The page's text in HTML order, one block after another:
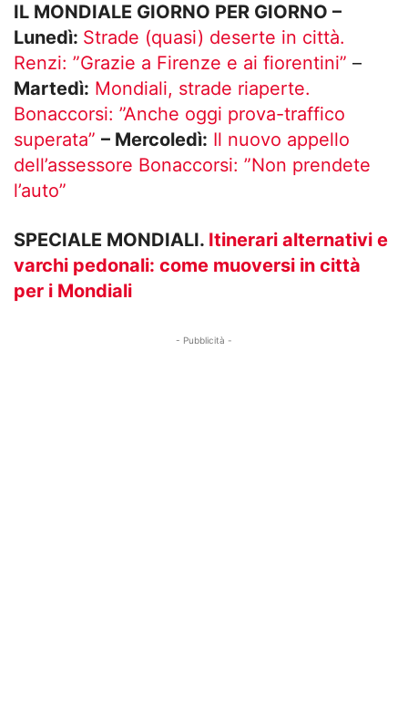
IL MONDIALE GIORNO PER GIORNO –
Lunedì: Strade (quasi) deserte in città.
Renzi: ”Grazie a Firenze e ai fiorentini” –
Martedì: Mondiali, strade riaperte.
Bonaccorsi: ”Anche oggi prova-traffico
superata” – Mercoledì: Il nuovo appello
dell’assessore Bonaccorsi: ”Non prendete
l’auto”
SPECIALE MONDIALI. Itinerari alternativi e
varchi pedonali: come muoversi in città
per i Mondiali
- Pubblicità -